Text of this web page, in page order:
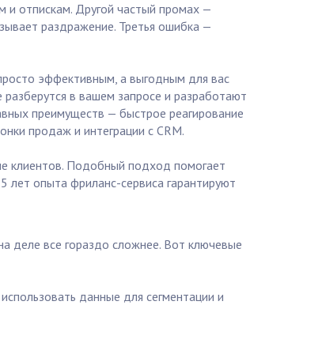
и отпискам. Другой частый промах —
раздражение. Третья ошибка —
эффективным, а выгодным для вас
в вашем запросе и разработают
преимуществ — быстрое реагирование
продаж и интеграции с CRM.
клиентов. Подобный подход помогает
опыта фриланс-сервиса гарантируют
деле все гораздо сложнее. Вот ключевые
данные для сегментации и